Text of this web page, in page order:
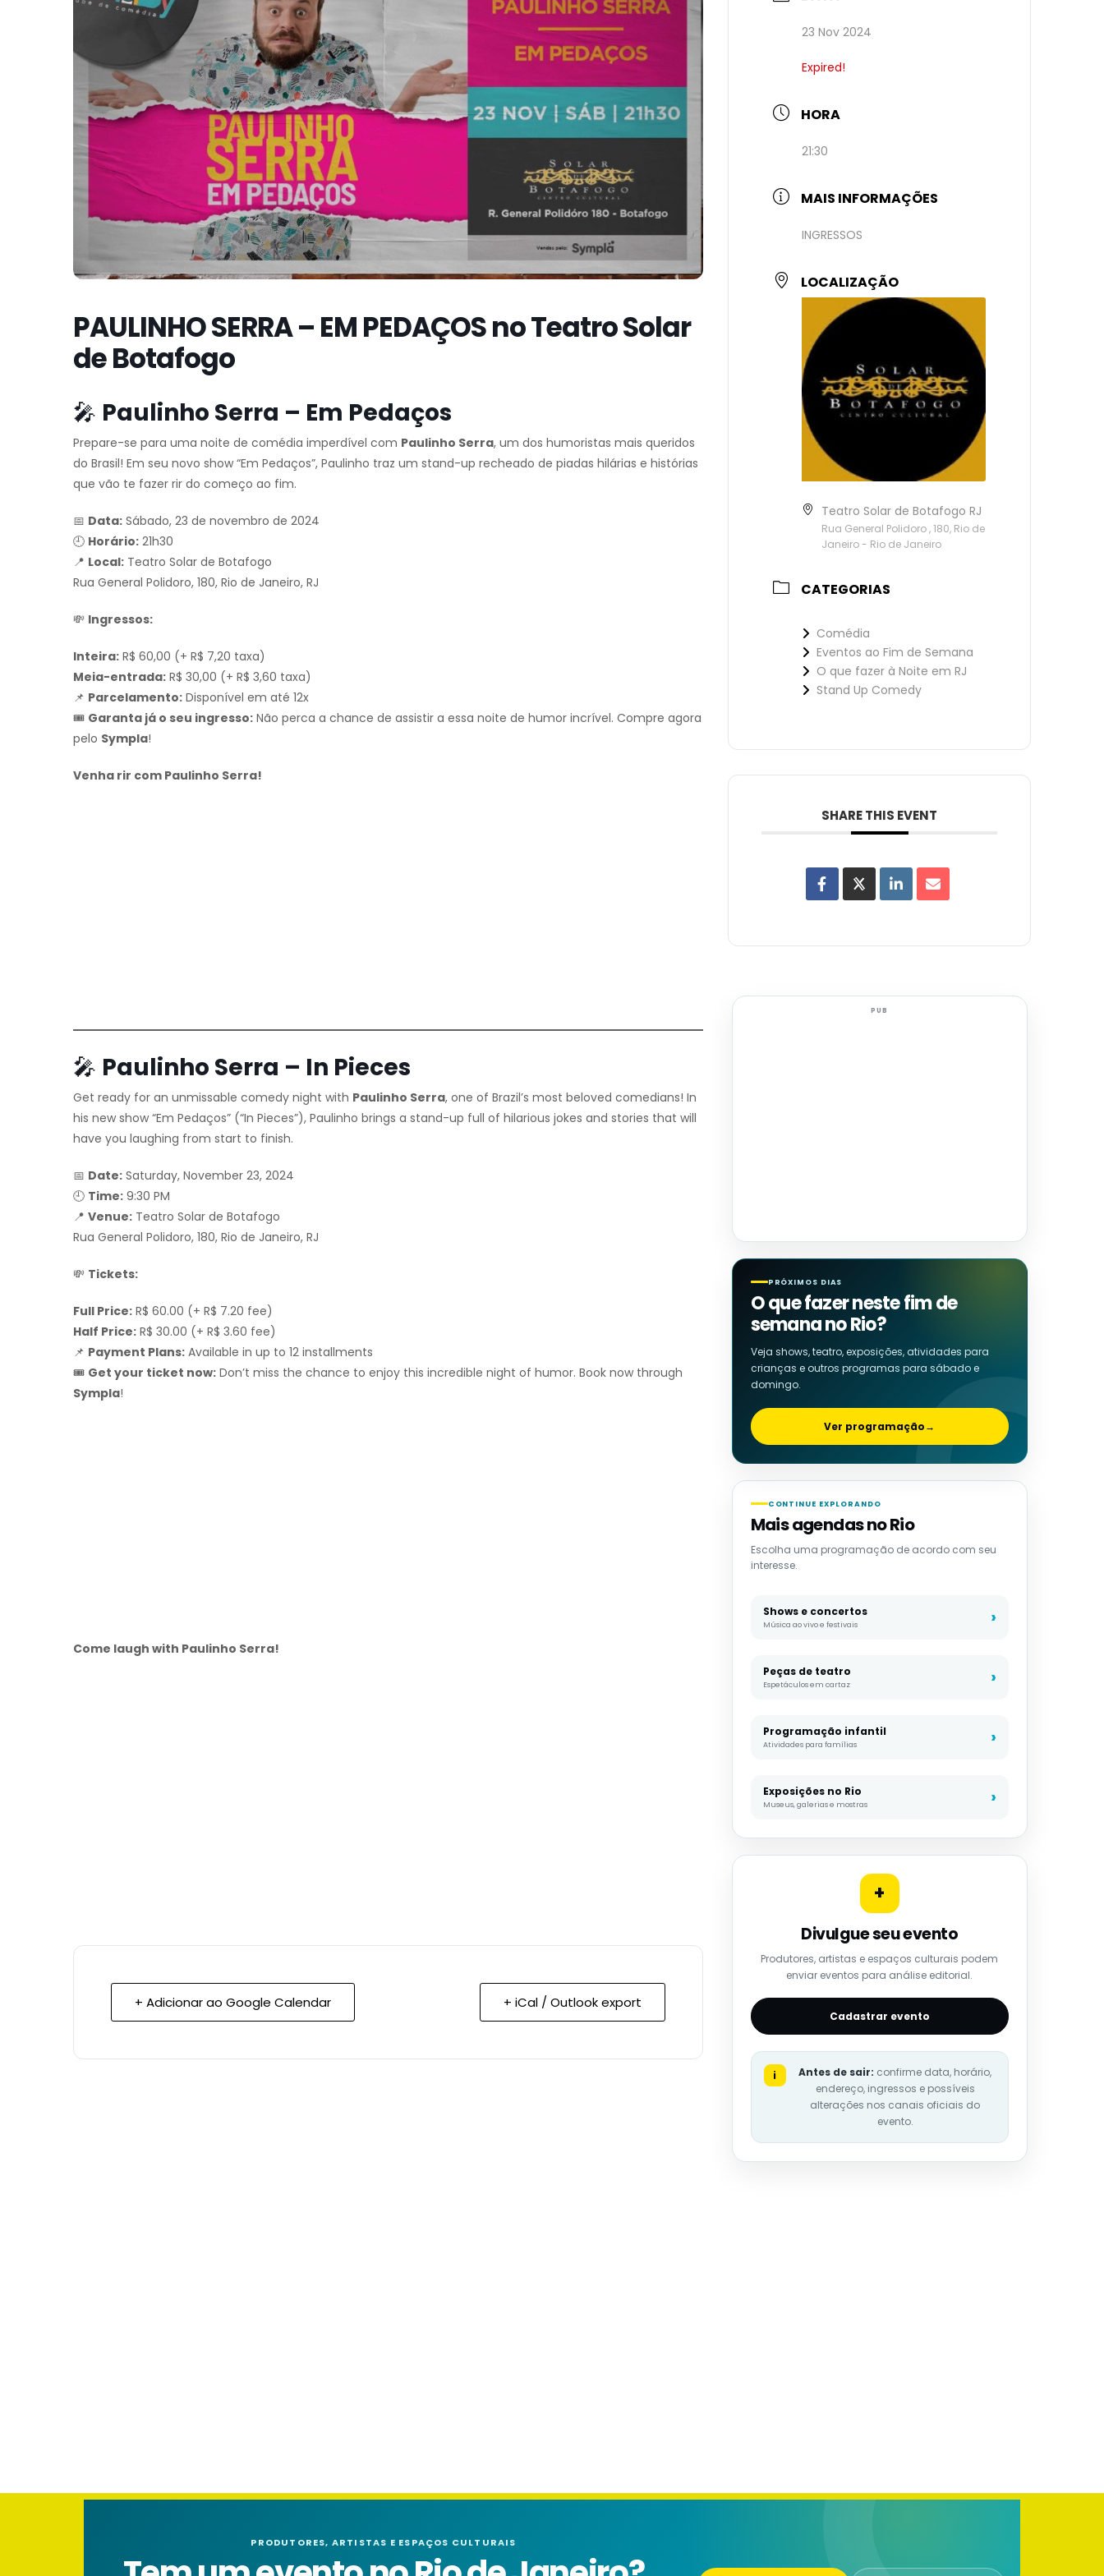
PAULINHO SERRA – EM PEDAÇOS no Teatro Solar
de Botafogo
🎤 Paulinho Serra – Em Pedaços
Prepare-se para uma noite de comédia imperdível com Paulinho Serra, um dos humoristas mais queridos
do Brasil! Em seu novo show “Em Pedaços”, Paulinho traz um stand-up recheado de piadas hilárias e histórias
que vão te fazer rir do começo ao fim.
📅 Data: Sábado, 23 de novembro de 2024
🕘 Horário: 21h30
📍 Local: Teatro Solar de Botafogo
Rua General Polidoro, 180, Rio de Janeiro, RJ
💸 Ingressos:
Inteira: R$ 60,00 (+ R$ 7,20 taxa)
Meia-entrada: R$ 30,00 (+ R$ 3,60 taxa)
📌 Parcelamento: Disponível em até 12x
🎟️ Garanta já o seu ingresso: Não perca a chance de assistir a essa noite de humor incrível. Compre agora
pelo Sympla!
Venha rir com Paulinho Serra!
🎤 Paulinho Serra – In Pieces
Get ready for an unmissable comedy night with Paulinho Serra, one of Brazil’s most beloved comedians! In
his new show “Em Pedaços” (“In Pieces”), Paulinho brings a stand-up full of hilarious jokes and stories that will
have you laughing from start to finish.
📅 Date: Saturday, November 23, 2024
🕘 Time: 9:30 PM
📍 Venue: Teatro Solar de Botafogo
Rua General Polidoro, 180, Rio de Janeiro, RJ
💸 Tickets:
Full Price: R$ 60.00 (+ R$ 7.20 fee)
Half Price: R$ 30.00 (+ R$ 3.60 fee)
📌 Payment Plans: Available in up to 12 installments
🎟️ Get your ticket now: Don’t miss the chance to enjoy this incredible night of humor. Book now through
Sympla!
Come laugh with Paulinho Serra!
+ Adicionar ao Google Calendar + iCal / Outlook export
23 Nov 2024
Expired!
HORA
21:30
MAIS INFORMAÇÕES
INGRESSOS
LOCALIZAÇÃO
Teatro Solar de Botafogo RJ
Rua General Polidoro , 180, Rio de
Janeiro - Rio de Janeiro
CATEGORIAS
Comédia
Eventos ao Fim de Semana
O que fazer à Noite em RJ
Stand Up Comedy
SHARE THIS EVENT
PUB
PRÓXIMOS DIAS
O que fazer neste fim de
semana no Rio?
Veja shows, teatro, exposições, atividades para
crianças e outros programas para sábado e
domingo.
Ver programação→
CONTINUE EXPLORANDO
Mais agendas no Rio
Escolha uma programação de acordo com seu
interesse.
Shows e concertos
Música ao vivo e festivais
Peças de teatro
Espetáculos em cartaz
Programação infantil
Atividades para famílias
Exposições no Rio
Museus, galerias e mostras
+
Divulgue seu evento
Produtores, artistas e espaços culturais podem
enviar eventos para análise editorial.
Cadastrar evento
i Antes de sair: confirme data, horário,
endereço, ingressos e possíveis
alterações nos canais oficiais do
evento.
PRODUTORES, ARTISTAS E ESPAÇOS CULTURAIS